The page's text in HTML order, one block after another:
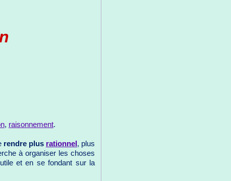
, raisonnement.
rendre plus rationnel , plus
à organiser les choses
et en se fondant sur la